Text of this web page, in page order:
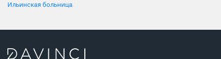
Ильинская больница